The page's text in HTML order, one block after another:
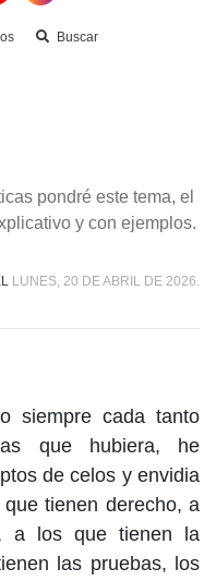
Buscar
pondré este tema, el
y con ejemplos.
LUNES, 20 DE ABRIL DE 2026.
siempre cada tanto
que hubiera, he
de celos y envidia
tienen derecho, a
a los que tienen la
las pruebas, los